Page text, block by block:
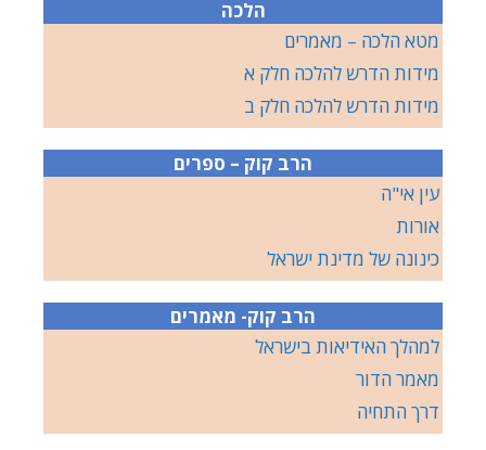
הלכה
מטא הלכה – מאמרים
מידות הדרש להלכה חלק א
מידות הדרש להלכה חלק ב
הרב קוק – ספרים
עין אי"ה
אורות
כינונה של מדינת ישראל
הרב קוק- מאמרים
למהלך האידיאות בישראל
מאמר הדור
דרך התחיה